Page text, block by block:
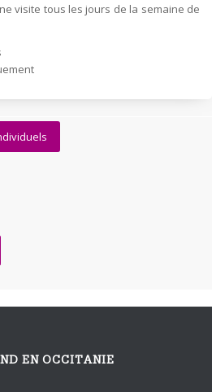
visite tous les jours de la semaine de
EN OCCITANIE